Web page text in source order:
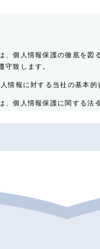
、個人情報保護の徹底を図
守致します。
人情報に対する当社の基本的
、個人情報保護に関する法
対象者
住所・氏名・性別・生年月
番号・個人Ｅ-mail アドレス